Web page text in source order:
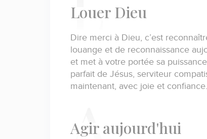
Louer Dieu
Dire merci à Dieu, c’est
louange et de reconnaissance
et met à votre portée sa
parfait de Jésus, serviteur
maintenant, avec joie et confiance.
Agir aujourd'hui